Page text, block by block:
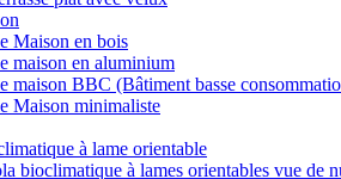
Maison en bois
maison en aluminium
maison BBC (Bâtiment basse
Maison minimaliste
à lame orientable
bioclimatique à lames orientables vue de